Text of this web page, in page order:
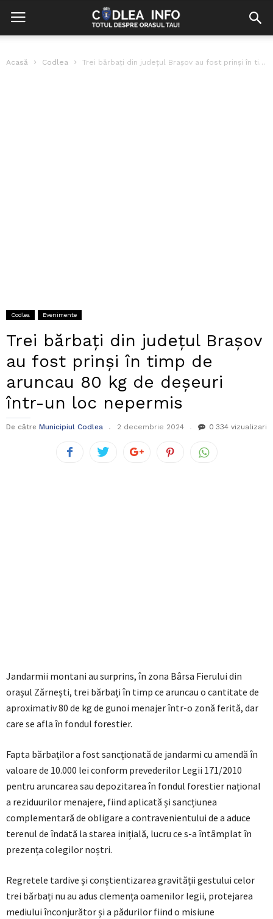
Acasă Codlea Trei bărbați din județul Brașov au fost prinși în timp de aruncau...
Codlea Evenimente
Trei bărbați din județul Brașov
au fost prinși în timp de
aruncau 80 kg de deșeuri
într-un loc nepermis
De către Municipiul Codlea 2 decembrie 2024 0 334 vizualizari
Jandarmii montani au surprins, în zona Bârsa Fierului din
orașul Zărnești, trei bărbați în timp ce aruncau o cantitate de
aproximativ 80 de kg de gunoi menajer într-o zonă ferită, dar
care se afla în fondul forestier.
Fapta bărbaților a fost sancționată de jandarmi cu amendă în
valoare de 10.000 lei conform prevederilor Legii 171/2010
pentru aruncarea sau depozitarea în fondul forestier național
a reziduurilor menajere, fiind aplicată și sancțiunea
complementară de obligare a contravenientului de a aduce
terenul de îndată la starea inițială, lucru ce s-a întâmplat în
prezența colegilor noștri.
Regretele tardive și conștientizarea gravității gestului celor
trei bărbați nu au adus clemența oamenilor legii, protejarea
mediului înconjurător și a pădurilor fiind o misiune